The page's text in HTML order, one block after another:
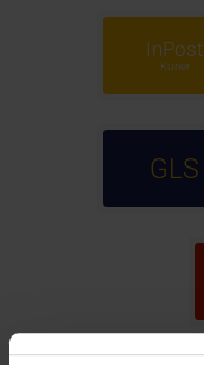
InPost
Kurier
GLS